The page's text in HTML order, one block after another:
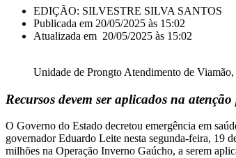
EDIÇÃO: SILVESTRE SILVA SANTOS
Publicada em 20/05/2025 às 15:02
Atualizada em 20/05/2025 às 15:02
Unidade de Prongto Atendimento de
Recursos devem ser aplicados na
O Governo do Estado decretou emergência em
governador Eduardo Leite nesta segunda-feira, 19
milhões na Operação Inverno Gaúcho, a serem